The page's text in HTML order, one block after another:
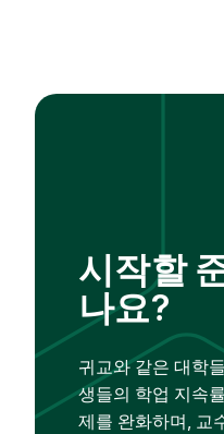
시작할
나요?
귀교와 같은 대학
생들의 학업 지속
제를 완화하며, 교